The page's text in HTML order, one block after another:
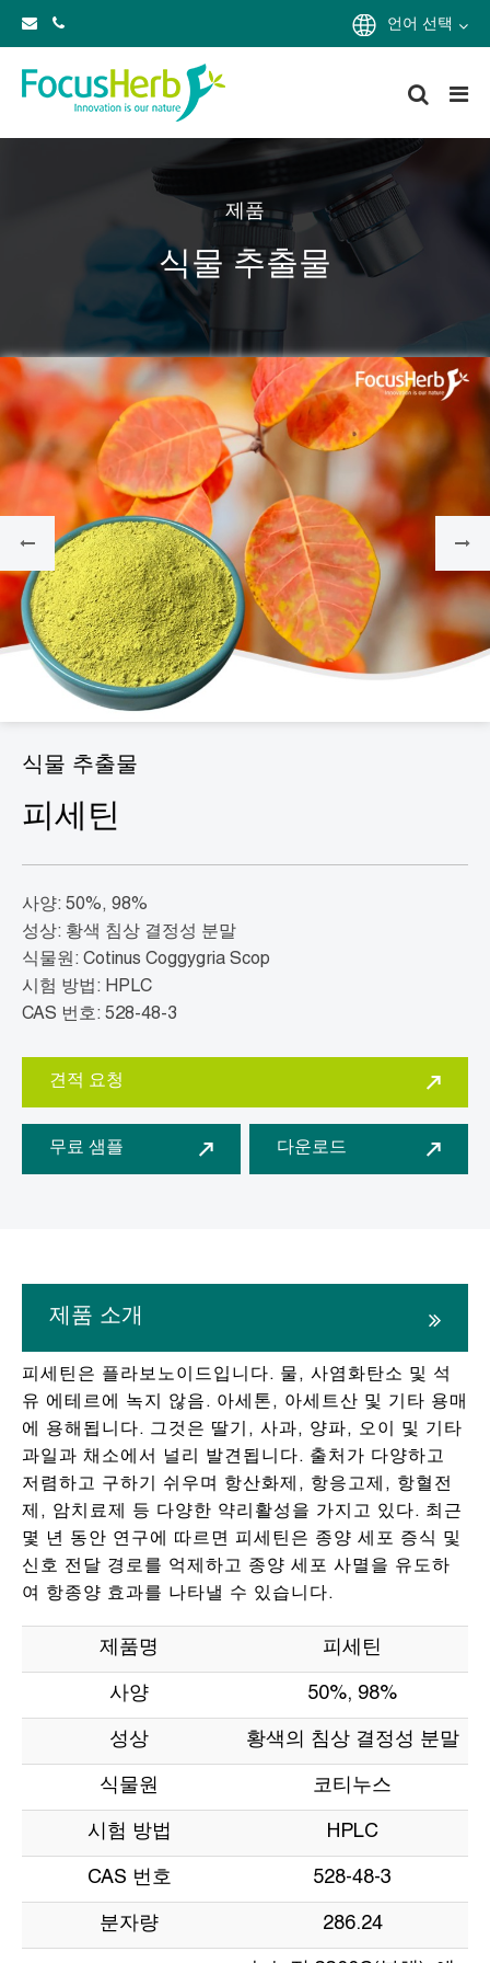
언어 선택
제품
식물 추출물
식물 추출물
피세틴
사양: 50%, 98%
성상: 황색 침상 결정성 분말
식물원: Cotinus Coggygria Scop
시험 방법: HPLC
CAS 번호: 528-48-3
견적 요청
무료 샘플 다운로드
제품 소개
피세틴은 플라보노이드입니다. 물, 사염화탄소 및 석
유 에테르에 녹지 않음. 아세톤, 아세트산 및 기타 용매
에 용해됩니다. 그것은 딸기, 사과, 양파, 오이 및 기타
과일과 채소에서 널리 발견됩니다. 출처가 다양하고
저렴하고 구하기 쉬우며 항산화제, 항응고제, 항혈전
제, 암치료제 등 다양한 약리활성을 가지고 있다. 최근
몇 년 동안 연구에 따르면 피세틴은 종양 세포 증식 및
신호 전달 경로를 억제하고 종양 세포 사멸을 유도하
여 항종양 효과를 나타낼 수 있습니다.
제품명 피세틴
사양 50%, 98%
성상 황색의 침상 결정성 분말
식물원 코티누스
시험 방법 HPLC
CAS 번호 528-48-3
분자량 286.24